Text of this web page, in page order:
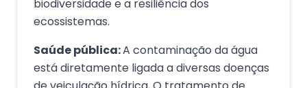
biodiversidade e a resiliência dos
ecossistemas.
Saúde pública:A contaminação da água
está diretamente ligada a diversas doenças